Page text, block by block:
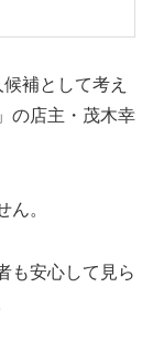
補として考え
の店主・茂木幸
ん。
も安心して見ら